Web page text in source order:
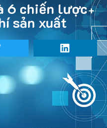
6 chiến lược
sản xuất